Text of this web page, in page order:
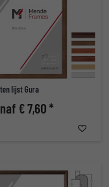
lijst Gura
€ 7,60 *